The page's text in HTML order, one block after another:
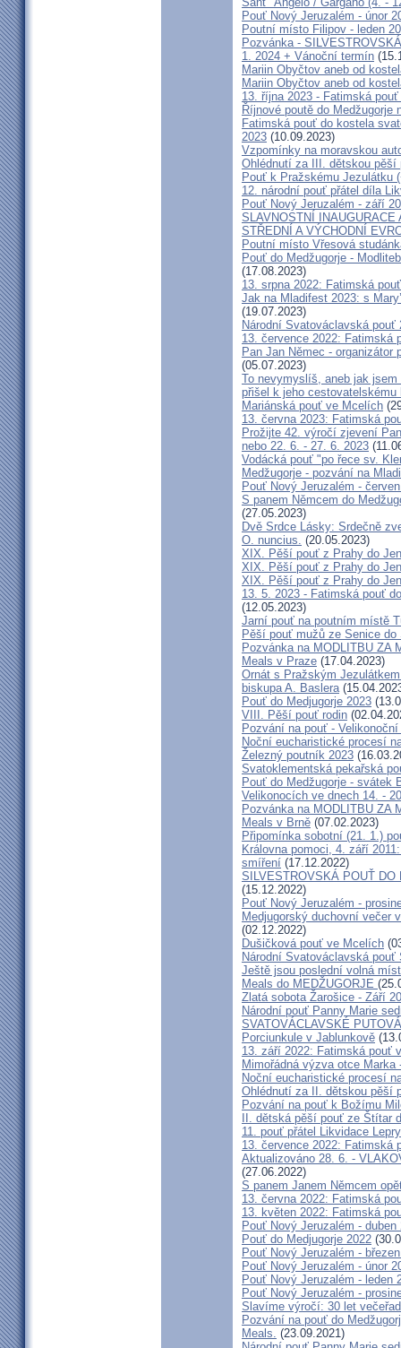
Pouť Nový Jeruzalém - únor
Poutní místo Filipov - leden
Pozvánka -
1. 2024 + Vánoční termín
Mariin Obyčtov aneb od
Mariin Obyčtov aneb od
13. října 2023 - Fatimská
Říjnové poutě do Medžugorje
Fatimská pouť do kostela
2023 (10.09.2023)
Vzpomínky na moravskou
Ohlédnutí za III. dětskou pěší
Pouť k Pražskému Jezulátku
12. národní pouť přátel díla
Pouť Nový Jeruzalém - září
SLAVNOSTNÍ
STŘEDNÍ A VÝCHODNÍ
Poutní místo Vřesová
Pouť do Medžugorje -
(17.08.2023)
13. srpna 2022: Fatimská
Jak na Mladifest 2023: s
(19.07.2023)
Národní Svatováclavská pouť
13. července 2022: Fatimská
Pan Jan Němec -
(05.07.2023)
To nevymyslíš, aneb jak
přišel k jeho cestovatelskému
Mariánská pouť ve Mcelích
13. června 2023: Fatimská
Prožijte 42. výročí zjevení
nebo 22. 6. - 27. 6. 2023
Vodácká pouť "po řece sv.
Medžugorje - pozvání na
Pouť Nový Jeruzalém -
S panem Němcem do
(27.05.2023)
Dvě Srdce Lásky: Srdečně
O. nuncius. (20.05.2023)
XIX. Pěší pouť z Prahy do
XIX. Pěší pouť z Prahy do
XIX. Pěší pouť z Prahy do
13. 5. 2023 - Fatimská pouť
(12.05.2023)
Jarní pouť na poutním místě
Pěší pouť mužů ze Senice do
Pozvánka na MODLITBU ZA
Meals v Praze (17.04.2023)
Ornát s Pražským
biskupa A. Baslera
Pouť do Medjugorje 2023
VIII. Pěší pouť rodin
Pozvání na pouť -
Noční eucharistické procesí
Železný poutník 2023
Svatoklementská pekařská
Pouť do Medžugorje - svátek
Velikonocích ve dnech 14. -
Pozvánka na MODLITBU ZA
Meals v Brně (07.02.2023)
Připomínka sobotní (21. 1.)
Královna pomoci, 4. září
smíření (17.12.2022)
SILVESTROVSKÁ POUŤ DO
(15.12.2022)
Pouť Nový Jeruzalém -
Medjugorský duchovní večer
(02.12.2022)
Dušičková pouť ve Mcelích
Národní Svatováclavská pouť
Ještě jsou poslední volná
Meals do MEDŽUGORJE
Zlatá sobota Žarošice - Září
Národní pouť Panny Marie
SVATOVÁCLAVSKÉ
Porciunkule v Jablunkově
13. září 2022: Fatimská pouť
Mimořádná výzva otce
Noční eucharistické procesí
Ohlédnutí za II. dětskou pěší
Pozvání na pouť k Božímu
II. dětská pěší pouť ze Štítar
11. pouť přátel Likvidace Lepry
13. července 2022: Fatimská
Aktualizováno 28. 6. -
(27.06.2022)
S panem Janem Němcem
13. června 2022: Fatimská
13. květen 2022: Fatimská
Pouť Nový Jeruzalém - duben
Pouť do Medjugorje 2022
Pouť Nový Jeruzalém -
Pouť Nový Jeruzalém - únor
Pouť Nový Jeruzalém - leden
Pouť Nový Jeruzalém -
Slavíme výročí: 30 let
Pozvání na pouť do
Meals. (23.09.2021)